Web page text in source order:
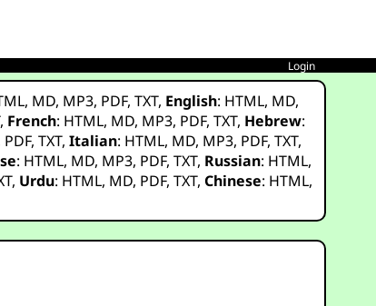
Login
, MD, MP3, PDF,TXT, English: HTML, MD,
, French: HTML, MD, MP3, PDF,TXT, Hebrew:
PDF,TXT,Italian: HTML, MD, MP3, PDF,TXT,
: HTML, MD, MP3, PDF,TXT, Russian: HTML,
, Urdu: HTML, MD, PDF,TXT,Chinese: HTML,